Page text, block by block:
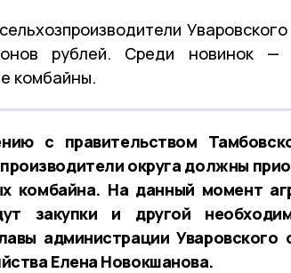
рублей. Среди новинок —
комбайны.
с правительством
округа должны
комбайна. На данный момент
закупки и другой
администрации Уваровского
Елена Новокшанова.